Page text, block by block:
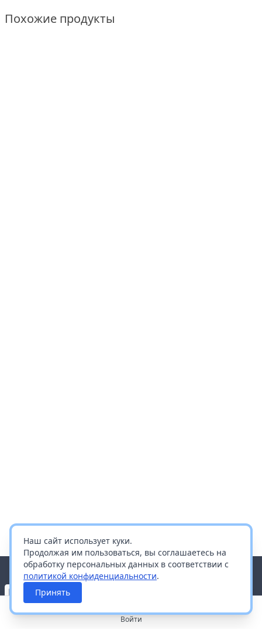
Похожие продукты
Наш сайт использует куки.
Продолжая им пользоваться, вы соглашаетесь на
обработку персональных данных в соответствии с
политикой конфиденциальности.
Принять
Войти